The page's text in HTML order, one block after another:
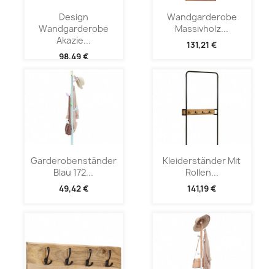
Design
Wandgarderobe
Akazie...
98,49 €
Wandgarderobe
Massivholz...
131,21 €
Garderobenständer
Blau 172...
49,42 €
Kleiderständer Mit
Rollen...
141,19 €